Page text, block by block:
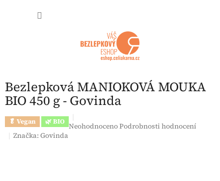
Bezlepková MANIOKOVÁ MOUKA
BIO 450 g - Govinda
🥬 Vegan 🌿 BIO Průměrné hodnocení produktu je 0,0 z 5
NeohodnocenoPodrobnosti hodnocení
Značka:Govinda